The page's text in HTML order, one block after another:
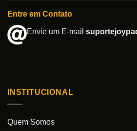
Entre em Contato
Envie um E-mail
INSTITUCIONAL
Quem Somos